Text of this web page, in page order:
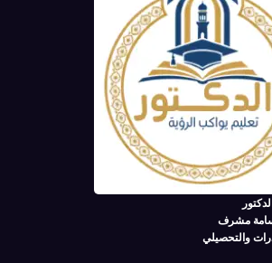
مشرف
والتحصيلي